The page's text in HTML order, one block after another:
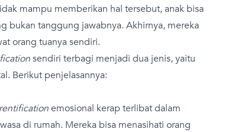
mampu memberikan hal tersebut, anak bisa
bukan tanggung jawabnya. Akhirnya, mereka
orang tuanya sendiri.
sendiri terbagi menjadi dua jenis, yaitu
Berikut penjelasannya:
emosional kerap terlibat dalam
di rumah. Mereka bisa menasihati orang